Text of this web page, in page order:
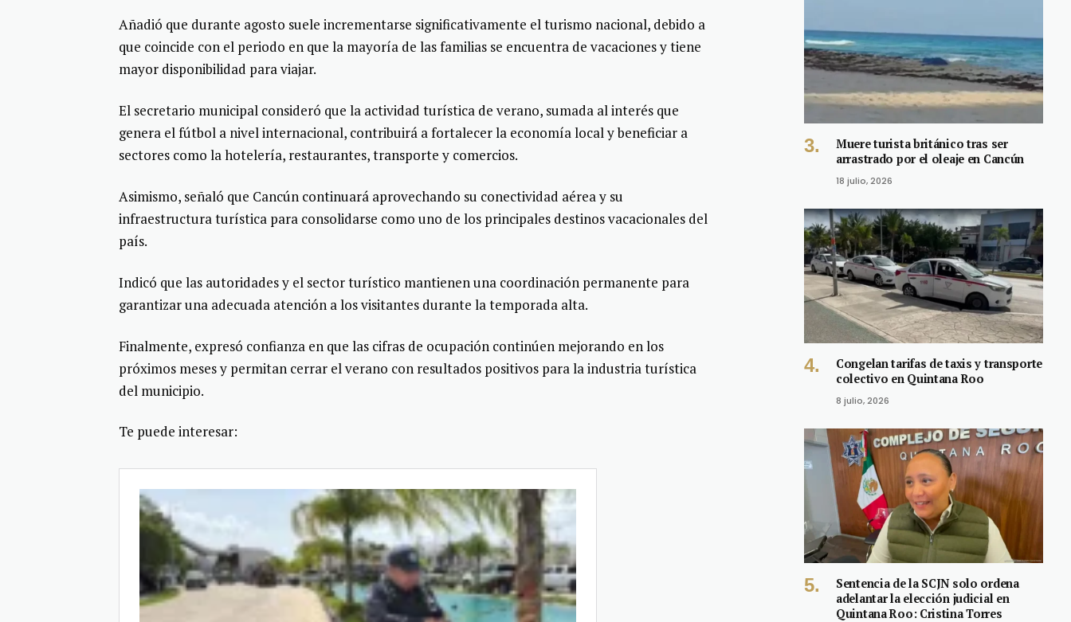
Añadió que durante agosto suele incrementarse significativamente el turismo nacional, debido a
que coincide con el periodo en que la mayoría de las familias se encuentra de vacaciones y tiene
mayor disponibilidad para viajar.
El secretario municipal consideró que la actividad turística de verano, sumada al interés que
genera el fútbol a nivel internacional, contribuirá a fortalecer la economía local y beneficiar a
sectores como la hotelería, restaurantes, transporte y comercios.
Asimismo, señaló que Cancún continuará aprovechando su conectividad aérea y su
infraestructura turística para consolidarse como uno de los principales destinos vacacionales del
país.
Indicó que las autoridades y el sector turístico mantienen una coordinación permanente para
garantizar una adecuada atención a los visitantes durante la temporada alta.
Finalmente, expresó confianza en que las cifras de ocupación continúen mejorando en los
próximos meses y permitan cerrar el verano con resultados positivos para la industria turística
del municipio.
Te puede interesar:
Muere turista británico tras ser
arrastrado por el oleaje en Cancún
18 julio, 2026
Congelan tarifas de taxis y transporte
colectivo en Quintana Roo
8 julio, 2026
Sentencia de la SCJN solo ordena
adelantar la elección judicial en
Quintana Roo: Cristina Torres